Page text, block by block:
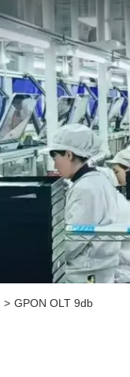
> GPON OLT 9db